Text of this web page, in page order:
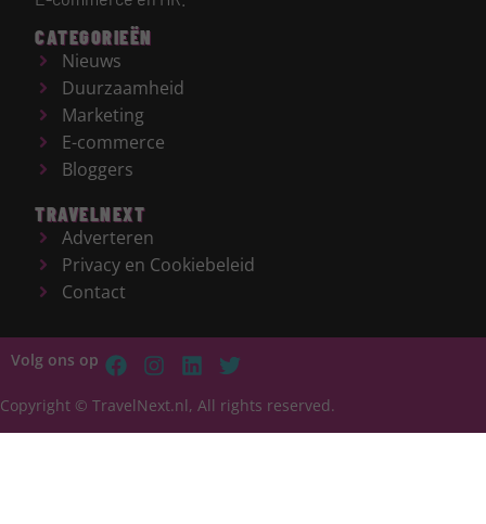
CATEGORIEËN
Nieuws
Duurzaamheid
Marketing
E-commerce
Bloggers
TRAVELNEXT
Adverteren
Privacy en Cookiebeleid
Contact
Volg ons op
Copyright © TravelNext.nl, All rights reserved.